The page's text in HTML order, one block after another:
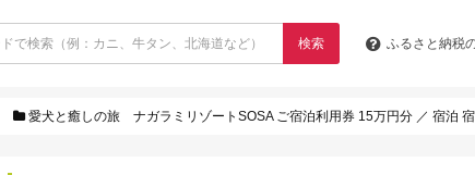
検索 ふるさと納税
愛犬と癒しの旅 ナガラミリゾートSOSA ご宿泊利用券 15万円分 ／ 宿泊 宿泊券 リゾート ヴィラ ホテル 犬